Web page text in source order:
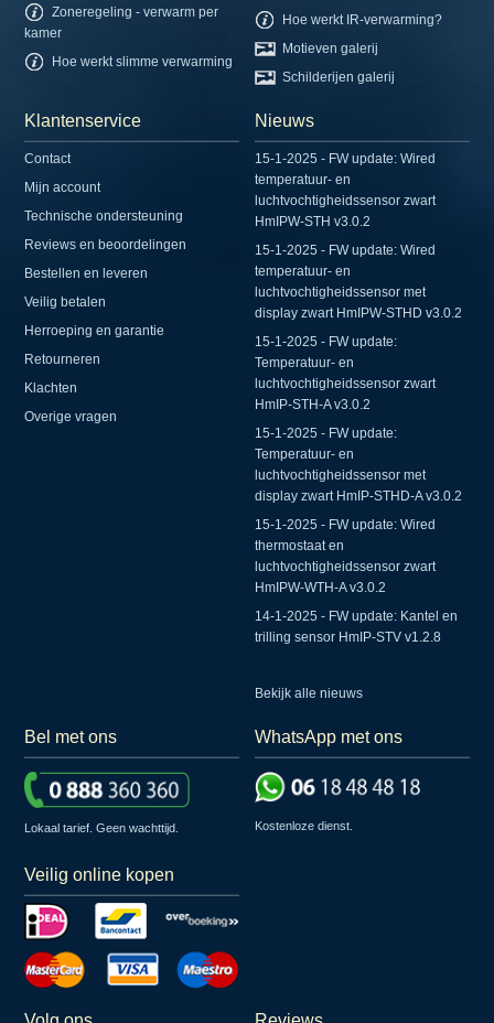
Zoneregeling - verwarm per
kamer
Hoe werkt slimme verwarming
Hoe werkt IR-verwarming?
Motieven galerij
Schilderijen galerij
Klantenservice
Contact
Mijn account
Technische ondersteuning
Reviews en beoordelingen
Bestellen en leveren
Veilig betalen
Herroeping en garantie
Retourneren
Klachten
Overige vragen
Nieuws
15-1-2025 - FW update: Wired
temperatuur- en
luchtvochtigheidssensor zwart
HmIPW-STH v3.0.2
15-1-2025 - FW update: Wired
temperatuur- en
luchtvochtigheidssensor met
display zwart HmIPW-STHD v3.0.2
15-1-2025 - FW update:
Temperatuur- en
luchtvochtigheidssensor zwart
HmIP-STH-A v3.0.2
15-1-2025 - FW update:
Temperatuur- en
luchtvochtigheidssensor met
display zwart HmIP-STHD-A v3.0.2
15-1-2025 - FW update: Wired
thermostaat en
luchtvochtigheidssensor zwart
HmIPW-WTH-A v3.0.2
14-1-2025 - FW update: Kantel en
trilling sensor HmIP-STV v1.2.8
Bekijk alle nieuws
Bel met ons
Lokaal tarief. Geen wachttijd.
WhatsApp met ons
Kostenloze dienst.
Veilig online kopen